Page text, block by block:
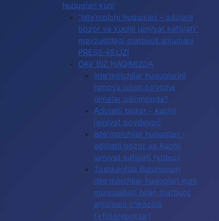
huquqlari kuni
“Iste’molchi huquqlari – adolatli
bozor va kuchli jamiyat kafolati”
mavzusidagi matbuot anjumani
PRESS-RELIZI
OAV BIZ HAQIMIZDA
Iste'molchilar huquqlarini
himoya qilish bo‘yicha
nimalar qilinmoqda?
Adolatli bozor - kuchli
jamiyat poydevori
Iste'molchilar huquqlari -
adolatli bozor va kuchli
jamiyat kafolati (video)
Toshkentda Butunjahon
iste'molchilar huquqlari kuni
munosabati bilan matbuot
anjumani o‘tkazildi
(+fotoreportaj)